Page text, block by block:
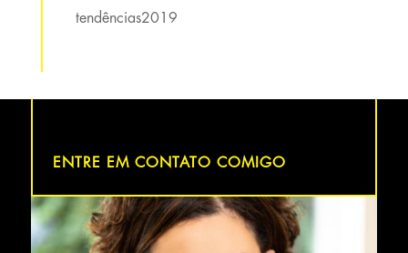
tendências2019
ENTRE EM CONTATO COMIGO